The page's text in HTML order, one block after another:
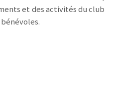
et des activités du club